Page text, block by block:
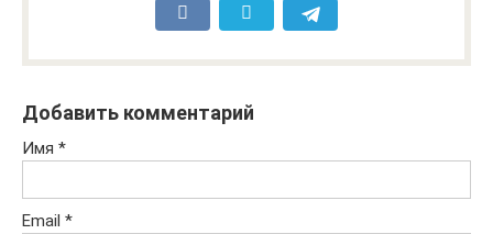
Добавить комментарий
Имя *
Email *